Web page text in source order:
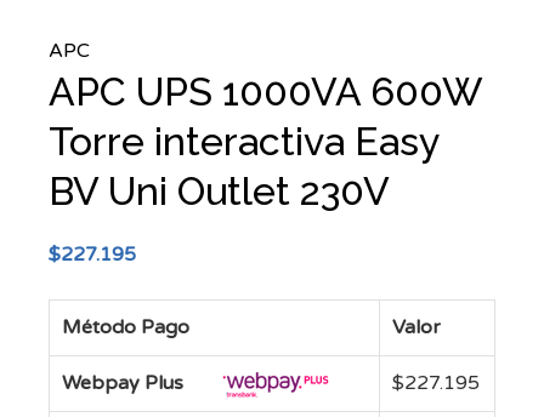
APC
APC UPS 1000VA 600W
Torre interactiva Easy
BV Uni Outlet 230V
$227.195
Método Pago Valor
Webpay Plus $227.195